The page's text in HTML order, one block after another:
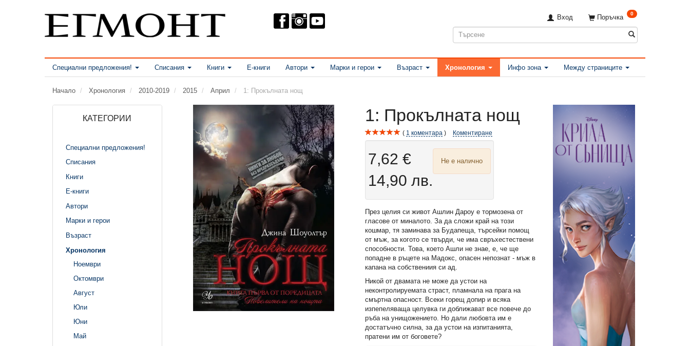
Поръчка 0
Вход
Специални предложения! Списания Книги Е-книги Автори Марки и герои Възраст Хронология Инфо зона Между страниците
Начало Хронология 2010-2019 2015 Април 1: Прокълната нощ
КАТЕГОРИИ
Специални предложения!
Списания
Книги
Е-книги
Автори
Марки и герои
Възраст
Хронология
Ноември
Октомври
Август
Юли
Юни
Май
1: Прокълната нощ
1 коментара Коментиране
7,62 €
14,90 лв.
Не е налично
През целия си живот Ашлин Дароу е тормозена от
гласове от миналото. За да сложи край на този
кошмар, тя заминава за Будапеща, търсейки помощ
от мъж, за когото се твърди, че има свръхестествени
способности. Това, което Ашли не знае, е, че ще
попадне в ръцете на Мадокс, опасен непознат - мъж в
капана на собствениия си ад.
Никой от двамата не може да устои на
неконтролируемата страст, пламнала на прага на
смъртна опасност. Всеки горещ допир и всяка
изпепеляваща целувка ги доближават все повече до
ръба на унищожението. Но дали любовта им е
достатъчно силна, за да устои на изпитанията,
пратени им от боговете?